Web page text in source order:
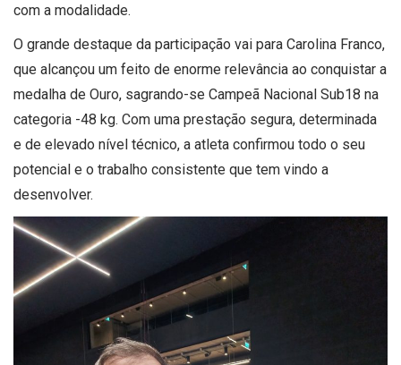
com a modalidade.
O grande destaque da participação vai para Carolina Franco,
que alcançou um feito de enorme relevância ao conquistar a
medalha de Ouro, sagrando-se Campeã Nacional Sub18 na
categoria -48 kg. Com uma prestação segura, determinada
e de elevado nível técnico, a atleta confirmou todo o seu
potencial e o trabalho consistente que tem vindo a
desenvolver.